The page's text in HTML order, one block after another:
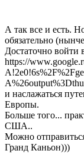
А так все и есть.
обязательно
Достаточно войти
https://
и наслажаться
Европы.
Больше того...
США..
Можно
Гранд Каньон)))